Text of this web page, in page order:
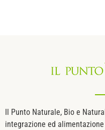
Il Punto Naturale, Bio e
integrazione ed